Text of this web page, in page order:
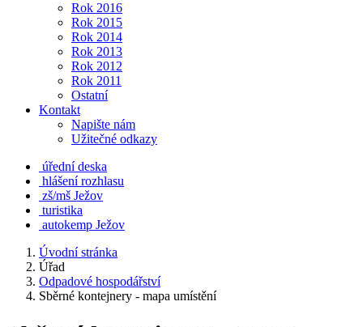
Rok 2016
Rok 2015
Rok 2014
Rok 2013
Rok 2012
Rok 2011
Ostatní
Kontakt
Napište nám
Užitečné odkazy
úřední deska
hlášení rozhlasu
zš/mš Ježov
turistika
autokemp Ježov
Úvodní stránka
Úřad
Odpadové hospodářství
Sběrné kontejnery - mapa umístění